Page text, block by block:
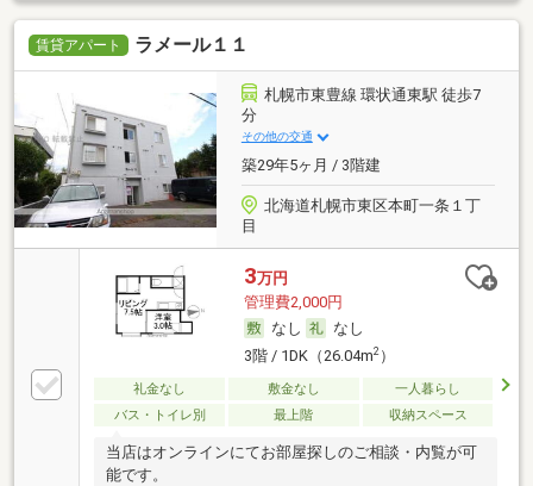
賃貸アパート ラメール１１
札幌市東豊線 環状通東駅 徒歩7
分
その他の交通
築29年5ヶ月 / 3階建
北海道札幌市東区本町一条１丁
目
3万円
管理費2,000円
なし
なし
3階 / 1DK（26.04m2）
礼金なし 敷金なし
一人暮らし
バス・トイレ別
最上階 収納スペース
当店はオンラインにてお部屋探しのご相談・内覧が可
能です。